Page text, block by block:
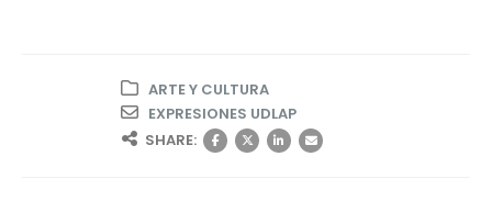
ARTE Y CULTURA
EXPRESIONES UDLAP
SHARE: